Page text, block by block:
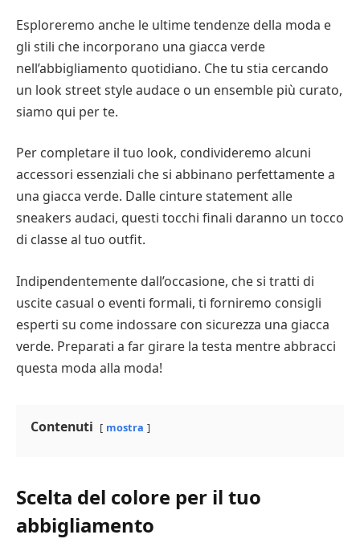
Esploreremo anche le ultime tendenze della moda e
gli stili che incorporano una giacca verde
nell’abbigliamento quotidiano. Che tu stia cercando
un look street style audace o un ensemble più curato,
siamo qui per te.
Per completare il tuo look, condivideremo alcuni
accessori essenziali che si abbinano perfettamente a
una giacca verde. Dalle cinture statement alle
sneakers audaci, questi tocchi finali daranno un tocco
di classe al tuo outfit.
Indipendentemente dall’occasione, che si tratti di
uscite casual o eventi formali, ti forniremo consigli
esperti su come indossare con sicurezza una giacca
verde. Preparati a far girare la testa mentre abbracci
questa moda alla moda!
Contenuti mostra
Scelta del colore per il tuo
abbigliamento